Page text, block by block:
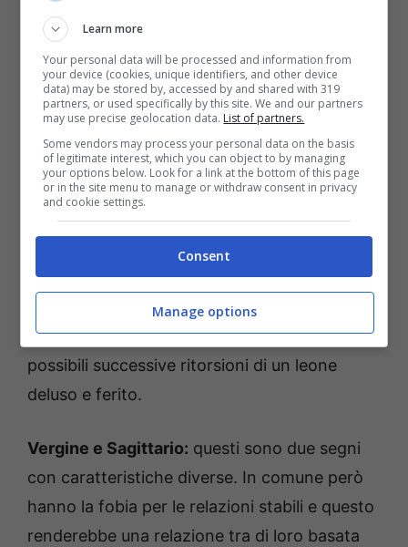
coppia per l’oroscopo dell’amore è impossibile
perché non ci sarebbe intesa visto che il
Leone avrebbe bisogno di continui
rassicurazioni e complimenti che uno
segno molto indipendente che si incendia
facilmente e a cui piace la conquista. Questo
atteggiamento dello scorpione farebbe
scatenare la gelosia del leone. Se però cari
scorpioni già avete qualcosa in ballo con il
leone, il flirt è possibile ma il consiglio è quello
di essere chiari fin da subito per evitare
possibili successive ritorsioni di un leone
deluso e ferito.
Vergine e Sagittario: questi sono due segni
con caratteristiche diverse. In comune però
hanno la fobia per le relazioni stabili e questo
renderebbe una relazione tra di loro basata
Learn more
Your personal data will be processed and information from
your device (cookies, unique identifiers, and other device
data) may be stored by, accessed by and shared with 319
partners, or used specifically by this site. We and our partners
may use precise geolocation data. List of partners.
Some vendors may process your personal data on the basis
of legitimate interest, which you can object to by managing
your options below. Look for a link at the bottom of this page
or in the site menu to manage or withdraw consent in privacy
and cookie settings.
Consent
Manage options